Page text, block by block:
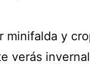
minifalda y
verás